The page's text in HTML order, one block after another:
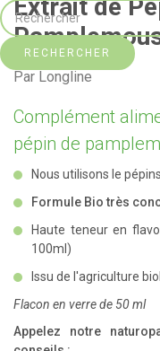
RECHERCHER
Extrait de
Par Longline
Complément
pépin de
Nous utilisons le
Formule Bio très
Haute teneur en
100ml)
Issu de l'agriculture
Flacon en verre de 50 ml
Appelez notre